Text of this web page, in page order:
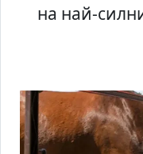
на най-